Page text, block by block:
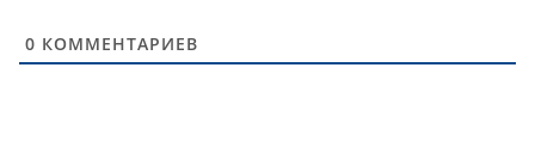
0 КОММЕНТАРИЕВ